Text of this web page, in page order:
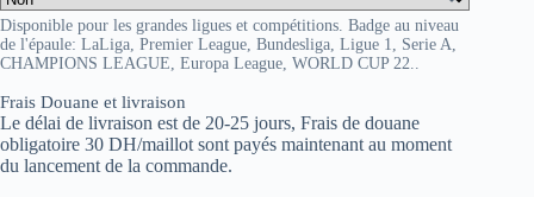
Disponible pour les grandes ligues et compétitions. Badge au niveau
de l'épaule: LaLiga, Premier League, Bundesliga, Ligue 1, Serie A,
CHAMPIONS LEAGUE, Europa League, WORLD CUP 22..
Frais Douane et livraison
Le délai de livraison est de 20-25 jours, Frais de douane
obligatoire 30 DH/maillot sont payés maintenant au moment
du lancement de la commande.